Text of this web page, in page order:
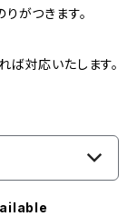
がつきます。
ば対応いたします。